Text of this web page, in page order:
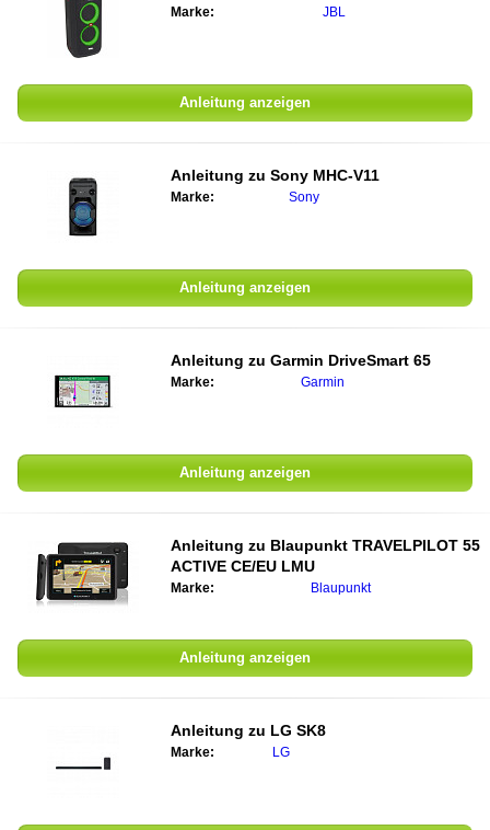
Marke: JBL
Anleitung anzeigen
Anleitung zu Sony MHC-V11
Marke: Sony
Anleitung anzeigen
Anleitung zu Garmin DriveSmart 65
Marke: Garmin
Anleitung anzeigen
Anleitung zu Blaupunkt TRAVELPILOT 55
ACTIVE CE/EU LMU
Marke: Blaupunkt
Anleitung anzeigen
Anleitung zu LG SK8
Marke: LG